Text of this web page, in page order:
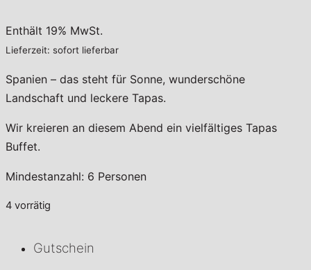
Enthält 19% MwSt.
Lieferzeit: sofort lieferbar
Spanien – das steht für Sonne, wunderschöne
Landschaft und leckere Tapas.
Wir kreieren an diesem Abend ein vielfältiges Tapas
Buffet.
Mindestanzahl: 6 Personen
4 vorrätig
Gutschein